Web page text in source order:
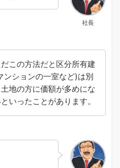
社長
この方法だと区分所有建
ンションの一室など)は別
地の方に価額が多めにな
いったことがあります。